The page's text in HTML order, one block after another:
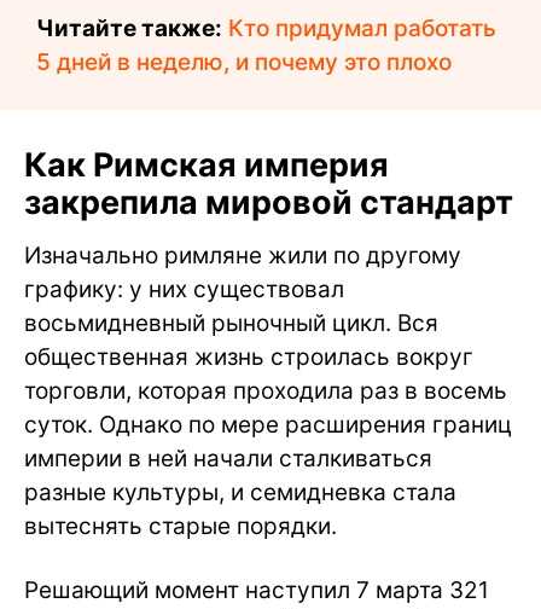
Читайте также: Кто придумал работать
5 дней в неделю, и почему это плохо
Как Римская империя
закрепила мировой стандарт
Изначально римляне жили по другому
графику: у них существовал
восьмидневный рыночный цикл. Вся
общественная жизнь строилась вокруг
торговли, которая проходила раз в восемь
суток. Однако по мере расширения границ
империи в ней начали сталкиваться
разные культуры, и семидневка стала
вытеснять старые порядки.
Решающий момент наступил 7 марта 321